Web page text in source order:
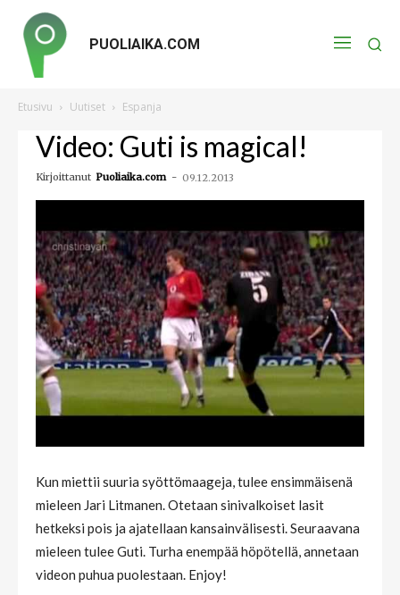
PUOLIAIKA.COM
Etusivu Uutiset Espanja
Video: Guti is magical!
Kirjoittanut Puoliaika.com - 09.12.2013
Kun miettii suuria syöttömaageja, tulee ensimmäisenä
mieleen Jari Litmanen. Otetaan sinivalkoiset lasit
hetkeksi pois ja ajatellaan kansainvälisesti. Seuraavana
mieleen tulee Guti. Turha enempää höpötellä, annetaan
videon puhua puolestaan. Enjoy!